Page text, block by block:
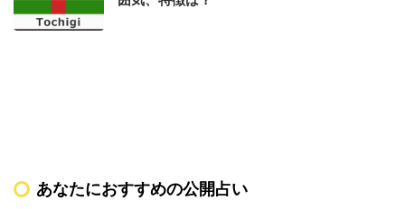
あなたにおすすめの公開占い